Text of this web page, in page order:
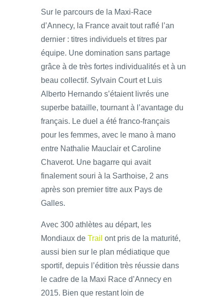
Sur le parcours de la Maxi-Race
d’Annecy, la France avait tout raflé l’an
dernier : titres individuels et titres par
équipe. Une domination sans partage
grâce à de très fortes individualités et à un
beau collectif. Sylvain Court et Luis
Alberto Hernando s’étaient livrés une
superbe bataille, tournant à l’avantage du
français. Le duel a été franco-français
pour les femmes, avec le mano à mano
entre Nathalie Mauclair et Caroline
Chaverot. Une bagarre qui avait
finalement souri à la Sarthoise, 2 ans
après son premier titre aux Pays de
Galles.
Avec 300 athlètes au départ, les
Mondiaux de Trail ont pris de la maturité,
aussi bien sur le plan médiatique que
sportif, depuis l’édition très réussie dans
le cadre de la Maxi Race d’Annecy en
2015. Bien que restant loin de